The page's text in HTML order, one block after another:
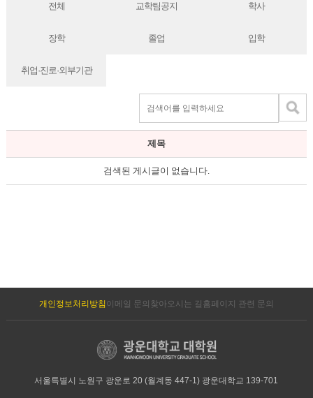
전체 교학팀공지 학사
장학 졸업 입학
취업·진로·외부기관
제목
검색된 게시글이 없습니다.
개인정보처리방침 이메일 문의 찾아오시는 길 홈페이지 관련 문의
서울특별시 노원구 광운로 20 (월계동 447-1) 광운대학교 139-701